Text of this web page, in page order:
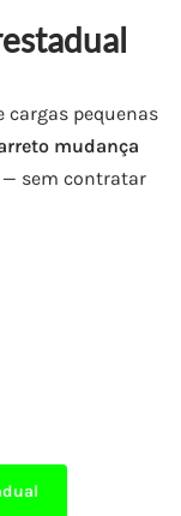
cargas pequenas
mudança
— sem contratar